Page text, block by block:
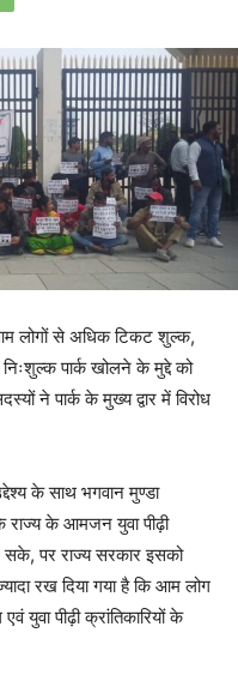
आम लोगों से अधिक टिकट शुल्क,
निःशुल्क पार्क खोलने के मुद्दे को
ने पार्क के मुख्य द्वार में विरोध
के साथ भगवान मुण्डा
राज्य के आमजन युवा पीढ़ी
सके, पर राज्य सरकार इसको
रख दिया गया है कि आम लोग
युवा पीढ़ी क्रांतिकारियों के